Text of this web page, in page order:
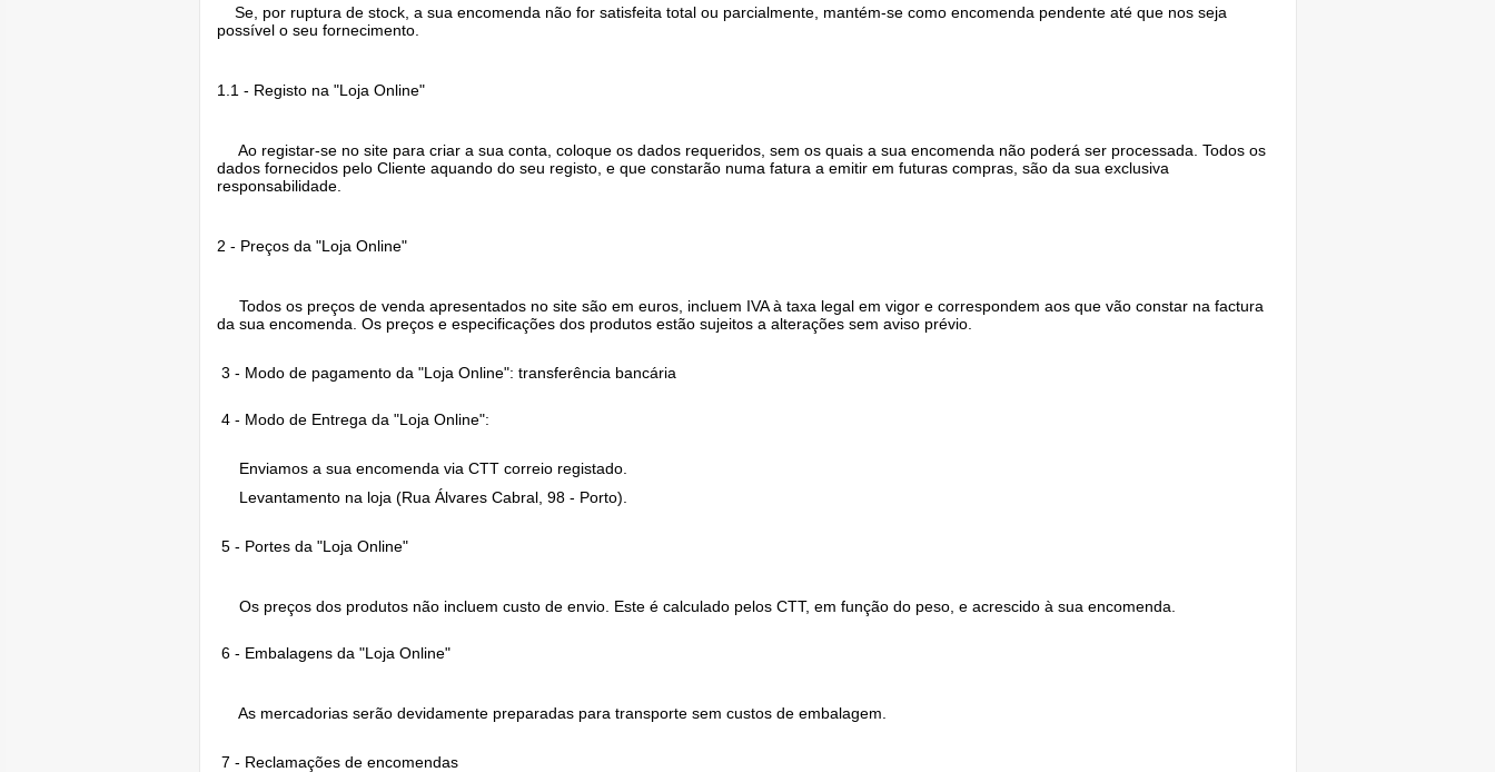
Se, por ruptura de stock, a sua encomenda não for satisfeita total ou parcialmente, mantém-se como encomenda pendente até que nos seja
possível o seu fornecimento.
1.1 - Registo na "Loja Online"
Ao registar-se no site para criar a sua conta, coloque os dados requeridos, sem os quais a sua encomenda não poderá ser processada. Todos os
dados fornecidos pelo Cliente aquando do seu registo, e que constarão numa fatura a emitir em futuras compras, são da sua exclusiva
responsabilidade.
2 - Preços da "Loja Online"
Todos os preços de venda apresentados no site são em euros, incluem IVA à taxa legal em vigor e correspondem aos que vão constar na factura
da sua encomenda. Os preços e especificações dos produtos estão sujeitos a alterações sem aviso prévio.
3 - Modo de pagamento da "Loja Online": transferência bancária
4 - Modo de Entrega da "Loja Online":
Enviamos a sua encomenda via CTT correio registado.
Levantamento na loja (Rua Álvares Cabral, 98 - Porto).
5 - Portes da "Loja Online"
Os preços dos produtos não incluem custo de envio. Este é calculado pelos CTT, em função do peso, e acrescido à sua encomenda.
6 - Embalagens da "Loja Online"
As mercadorias serão devidamente preparadas para transporte sem custos de embalagem.
7 - Reclamações de encomendas